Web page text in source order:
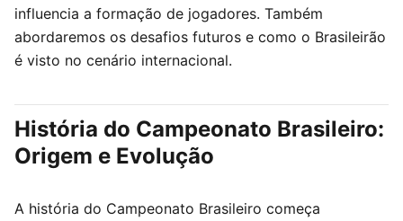
influencia a formação de jogadores. Também
abordaremos os desafios futuros e como o Brasileirão
é visto no cenário internacional.
História do Campeonato Brasileiro:
Origem e Evolução
A história do Campeonato Brasileiro começa